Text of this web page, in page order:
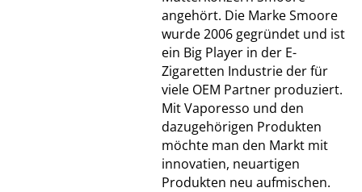
angehört. Die Marke Smoore
wurde 2006 gegründet und ist
ein Big Player in der E-
Zigaretten Industrie der für
viele OEM Partner produziert.
Mit Vaporesso und den
dazugehörigen Produkten
möchte man den Markt mit
innovatien, neuartigen
Produkten neu aufmischen.